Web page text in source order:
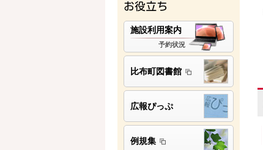
お役立ち
施設利用案内
予約状況
比布町図書館
広報ぴっぷ
例規集